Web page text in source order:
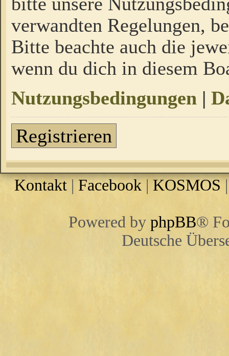
verwandten Regelungen,
Bitte beachte auch die
wenn du dich in diesem
Nutzungsbedingungen |
Registrieren
Kontakt | Facebook |KOSMOS
Powered by phpBB®
Deutsche